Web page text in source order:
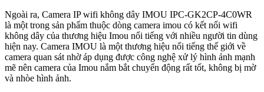
Ngoài ra, Camera IP wifi không dây IMOU IPC-GK2CP-4C0WR
là một trong sản phẩm thuộc dòng camera imou có kết nối wifi
không dây của thương hiệu Imou nổi tiếng với nhiều người tin dùng
hiện nay. Camera IMOU là một thương hiệu nổi tiếng thế giới về
camera quan sát nhờ áp dụng được công nghệ xử lý hình ảnh mạnh
mẽ nên camera của Imou nắm bắt chuyển động rất tốt, không bị mờ
và nhòe hình ảnh.